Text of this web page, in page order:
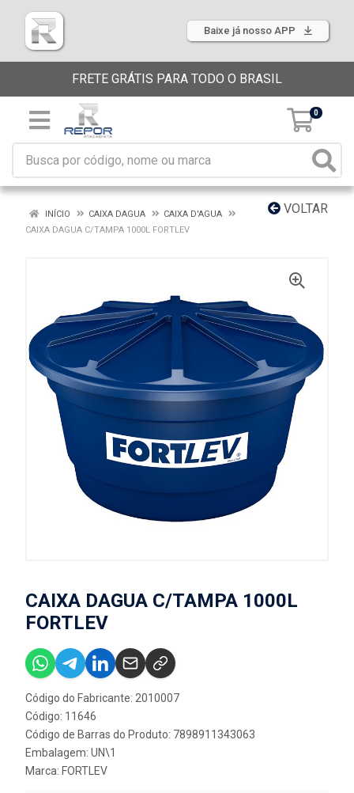
Baixe já nosso APP
FRETE GRÁTIS PARA TODO O BRASIL
0
VOLTAR
INÍCIO CAIXA DAGUA
CAIXA D'AGUA
CAIXA DAGUA C/TAMPA 1000L FORTLEV
CAIXA DAGUA C/TAMPA 1000L
FORTLEV
Código do Fabricante: 2010007
Código: 11646
Código de Barras do Produto: 7898911343063
Embalagem: UN\1
Marca: FORTLEV